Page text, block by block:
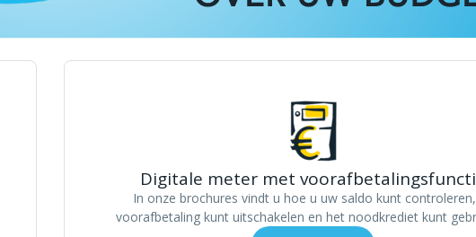
Digitale meter met
In onze brochures vindt u hoe u uw saldo kunt
voorafbetaling kunt uitschakelen en het noodkrediet kunt